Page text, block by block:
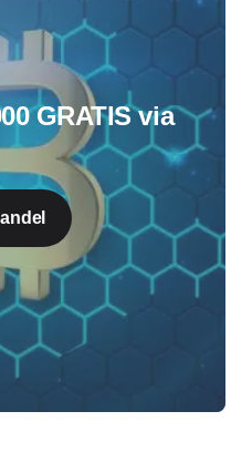
GRATIS via